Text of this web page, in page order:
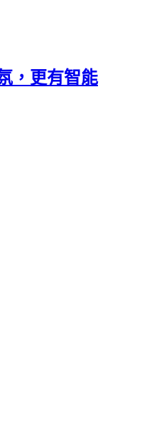
，更有智能